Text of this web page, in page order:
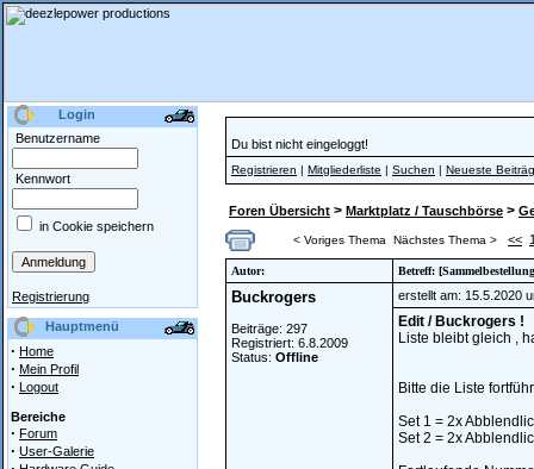
Login
Benutzername
Kennwort
in Cookie speichern
Registrierung
Hauptmenü
· Home
· Mein Profil
· Logout
Bereiche
· Forum
· User-Galerie
Du bist nicht eingeloggt!
Registrieren | Mitgliederliste | Suchen | Neueste
Foren Übersicht > Marktplatz / Tauschbörse >
< Voriges Thema Nächstes Thema > <<
Autor: Betreff:
Buckrogers
Beiträge: 297
Registriert: 6.8.2009
Status: Offline
erstellt am: 15.5.2020
Edit / Buckrogers !
Liste bleibt gleich ,
Bitte die Liste
Set 1 = 2x
Set 2 = 2x